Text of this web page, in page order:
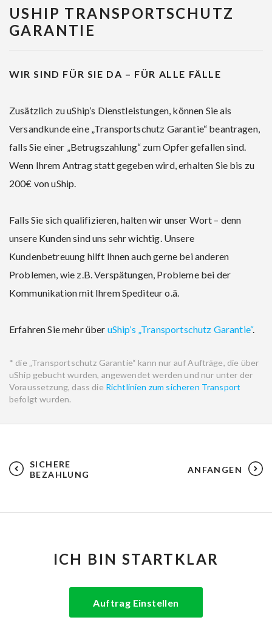
USHIP TRANSPORTSCHUTZ
GARANTIE
WIR SIND FÜR SIE DA – FÜR ALLE FÄLLE
Zusätzlich zu uShip’s Dienstleistungen, können Sie als
Versandkunde eine „Transportschutz Garantie“ beantragen,
falls Sie einer „Betrugszahlung“ zum Opfer gefallen sind.
Wenn Ihrem Antrag statt gegeben wird, erhalten Sie bis zu
200€ von uShip.
Falls Sie sich qualifizieren, halten wir unser Wort – denn
unsere Kunden sind uns sehr wichtig. Unsere
Kundenbetreuung hilft Ihnen auch gerne bei anderen
Problemen, wie z.B. Verspätungen, Probleme bei der
Kommunikation mit Ihrem Spediteur o.ä.
Erfahren Sie mehr über uShip’s „Transportschutz Garantie“.
* die „Transportschutz Garantie“ kann nur auf Aufträge, die über
uShip gebucht wurden, angewendet werden und nur unter der
Voraussetzung, dass die Richtlinien zum sicheren Transport
befolgt wurden.
SICHERE
BEZAHLUNG
ANFANGEN
ICH BIN STARTKLAR
Auftrag Einstellen